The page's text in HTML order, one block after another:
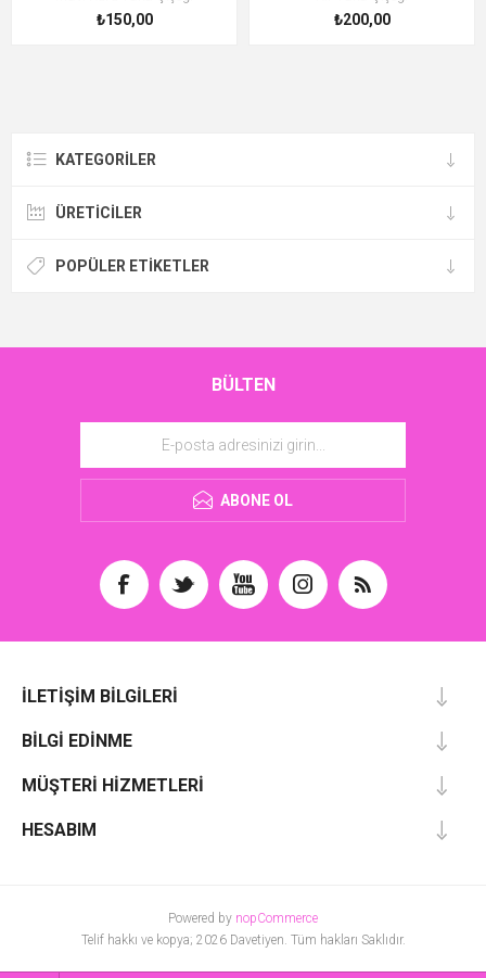
₺150,00 ₺200,00
KATEGORILER
ÜRETICILER
POPÜLER ETIKETLER
BÜLTEN
ABONE OL
İLETIŞIM BILGILERI
BILGI EDINME
MÜŞTERI HIZMETLERI
HESABIM
Powered by nopCommerce
Telif hakkı ve kopya; 2026 Davetiyen. Tüm hakları Saklıdır.